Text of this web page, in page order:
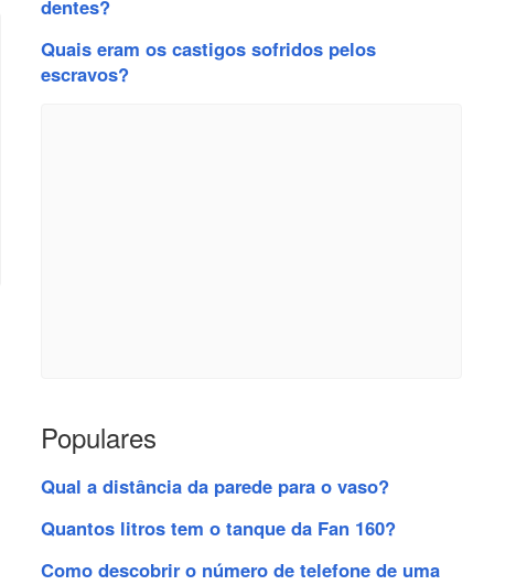
dentes?
Quais eram os castigos sofridos pelos
escravos?
Populares
Qual a distância da parede para o vaso?
Quantos litros tem o tanque da Fan 160?
Como descobrir o número de telefone de uma